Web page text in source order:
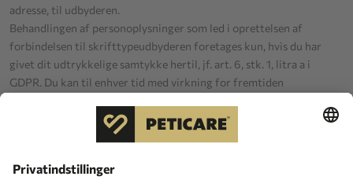
adresse, til udbyderen.
Behandlingen af personoplysninger som led i oprettelsen af
forbindelsen til skrifttypeudbyderen foretages kun, hvis du har
givet dit udtrykkelige samtykke hertil, jf. art. 6, stk. 1, litra a i
GDPR. Du kan til enhver tid med virkning for fremtiden
"cookie consent-værktøj", der stilles til rådighed på webstedet. Hvis
din browser ikke understøtter webfonte, anvendes en
For dataoverførsler til USA har udbyderen underskrevet EU-US